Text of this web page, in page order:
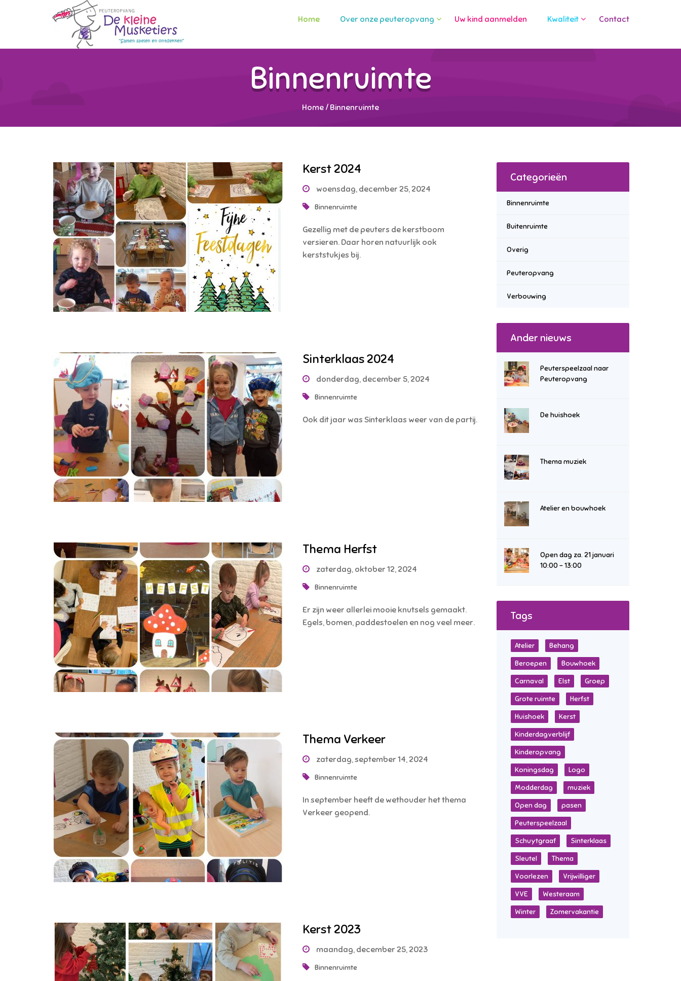
Home Over onze peuteropvang Uw kind aanmelden Kwaliteit Contact
Binnenruimte
Home / Binnenruimte
Kerst 2024
woensdag, december 25, 2024
Binnenruimte
Gezellig met de peuters de kerstboom
versieren. Daar horen natuurlijk ook
kerststukjes bij.
Sinterklaas 2024
donderdag, december 5, 2024
Binnenruimte
Ook dit jaar was Sinterklaas weer van de partij.
Thema Herfst
zaterdag, oktober 12, 2024
Binnenruimte
Er zijn weer allerlei mooie knutsels gemaakt.
Egels, bomen, paddestoelen en nog veel meer.
Thema Verkeer
zaterdag, september 14, 2024
Binnenruimte
In september heeft de wethouder het thema
Verkeer geopend.
Kerst 2023
maandag, december 25, 2023
Binnenruimte
Categorieën
Binnenruimte
Buitenruimte
Overig
Peuteropvang
Verbouwing
Ander nieuws
Peuterspeelzaal naar
Peuteropvang
De huishoek
Thema muziek
Atelier en bouwhoek
Open dag za. 21 januari
10:00 – 13:00
Tags
Atelier Behang
Beroepen Bouwhoek
Carnaval Elst Groep
Grote ruimte Herfst
Huishoek Kerst
Kinderdagverblijf
Kinderopvang
Koningsdag Logo
Modderdag muziek
Open dag pasen
Peuterspeelzaal
Schuytgraaf Sinterklaas
Sleutel Thema
Voorlezen Vrijwilliger
VVE Westeraam
Winter Zomervakantie